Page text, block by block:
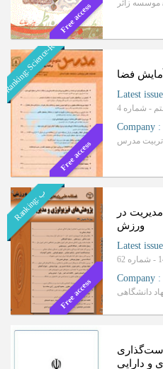
Free access
Ranking: Science-Research
Free access
فضا
Latest issue
Company :
تربیت مدرس
R
a
n
k
i
n
g
:ب
Free access
در
ورزش
Latest issue
Company :
دانشگاهی
و دارایی